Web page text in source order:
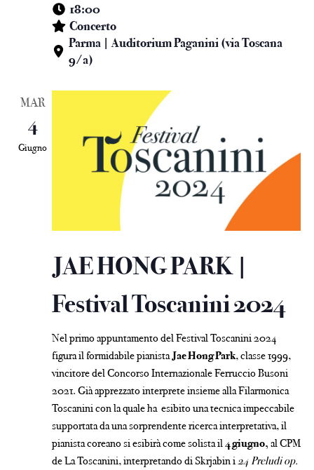
18:00
Concerto
Parma | Auditorium Paganini (via Toscana
9/a)
MAR
4
Giugno
JAE HONG PARK |
Festival Toscanini 2024
Nel primo appuntamento del Festival Toscanini 2024
figura il formidabile pianista Jae Hong Park, classe 1999,
vincitore del Concorso Internazionale Ferruccio Busoni
2021. Già apprezzato interprete insieme alla Filarmonica
Toscanini con la quale ha esibito una tecnica impeccabile
supportata da una sorprendente ricerca interpretativa, il
pianista coreano si esibirà come solista il 4 giugno, al CPM
de La Toscanini, interpretando di Skrjabin i 24 Preludi op.